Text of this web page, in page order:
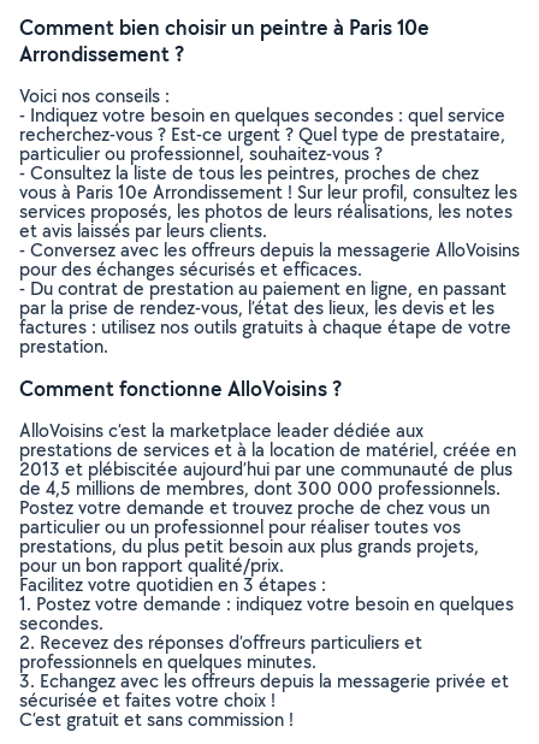
Comment bien choisir un peintre à Paris 10e
Arrondissement ?
Voici nos conseils :
- Indiquez votre besoin en quelques secondes : quel service
recherchez-vous ? Est-ce urgent ? Quel type de prestataire,
particulier ou professionnel, souhaitez-vous ?
- Consultez la liste de tous les peintres, proches de chez
vous à Paris 10e Arrondissement ! Sur leur profil, consultez les
services proposés, les photos de leurs réalisations, les notes
et avis laissés par leurs clients.
- Conversez avec les offreurs depuis la messagerie AlloVoisins
pour des échanges sécurisés et efficaces.
- Du contrat de prestation au paiement en ligne, en passant
par la prise de rendez-vous, l’état des lieux, les devis et les
factures : utilisez nos outils gratuits à chaque étape de votre
prestation.
Comment fonctionne AlloVoisins ?
AlloVoisins c’est la marketplace leader dédiée aux
prestations de services et à la location de matériel, créée en
2013 et plébiscitée aujourd’hui par une communauté de plus
de 4,5 millions de membres, dont 300 000 professionnels.
Postez votre demande et trouvez proche de chez vous un
particulier ou un professionnel pour réaliser toutes vos
prestations, du plus petit besoin aux plus grands projets,
pour un bon rapport qualité/prix.
Facilitez votre quotidien en 3 étapes :
1. Postez votre demande : indiquez votre besoin en quelques
secondes.
2. Recevez des réponses d’offreurs particuliers et
professionnels en quelques minutes.
3. Echangez avec les offreurs depuis la messagerie privée et
sécurisée et faites votre choix !
C’est gratuit et sans commission !